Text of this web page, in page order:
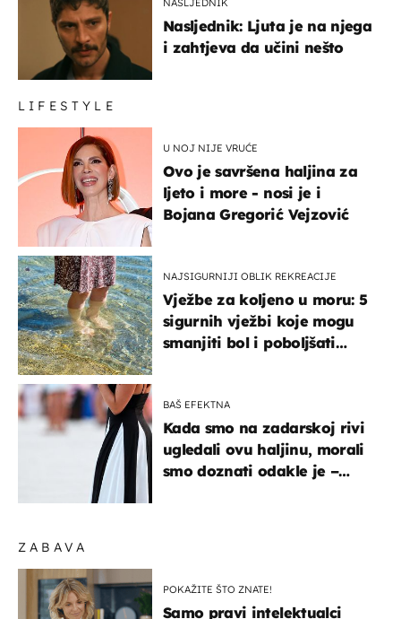
ZABAVA
POKAŽITE ŠTO ZNATE!
Samo pravi intelektualci
NASLJEDNIK
Nasljednik: Ljuta je na njega
i zahtjeva da učini nešto
LIFESTYLE
U NOJ NIJE VRUĆE
Ovo je savršena haljina za
ljeto i more - nosi je i
Bojana Gregorić Vejzović
NAJSIGURNIJI OBLIK REKREACIJE
Vježbe za koljeno u moru: 5
sigurnih vježbi koje mogu
smanjiti bol i poboljšati
BAŠ EFEKTNA
Kada smo na zadarskoj rivi
ugledali ovu haljinu, morali
smo doznati odakle je –